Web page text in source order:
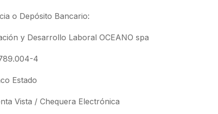
o Depósito Bancario:
y Desarrollo Laboral OCEANO spa
4
Electrónica